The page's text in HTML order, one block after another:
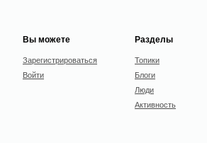
Вы можете
Зарегистрироваться
Войти
Разделы
Топики
Блоги
Люди
Активность